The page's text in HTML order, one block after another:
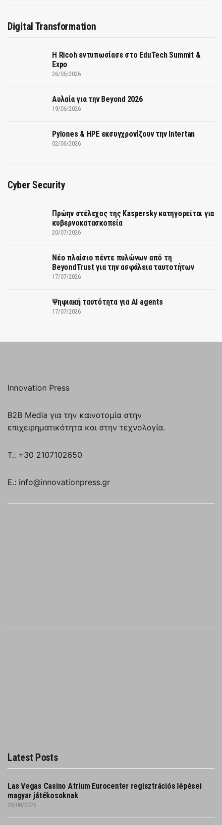
Digital Transformation
Η Ricoh εντυπωσίασε στο EduTech Summit &
Expo
26/06/2026
Αυλαία για την Beyond 2026
19/06/2026
Pylones & HPE εκσυγχρονίζουν την Intertan
02/06/2026
Cyber Security
Πρώην στέλεχος της Kaspersky κατηγορείται για
κυβερνοκατασκοπεία
20/07/2026
Νέο πλαίσιο πέντε πυλώνων από τη
BeyondTrust για την ασφάλεια ταυτοτήτων
17/07/2026
Ψηφιακή ταυτότητα για AI agents
17/07/2026
Innovation Press
B2B Media για την καινοτομία στην
επιχειρηματικότητα και στην τεχνολογία.
T.: +30 2107102650
E.: info@innovationpress.gr
Latest Posts
Las Vegas Casino Atrium Eurocenter regisztrációs lépései
magyar játékosoknak
09/08/2026